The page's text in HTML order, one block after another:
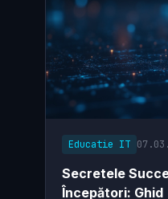
Educatie IT
Secretele
Începători: Ghid